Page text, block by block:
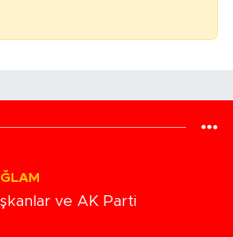
ve AK Parti